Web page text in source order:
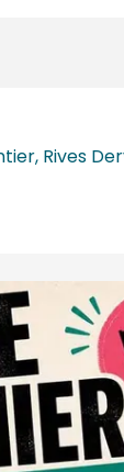
Rives
favoris